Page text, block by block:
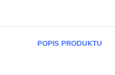
POPIS PRODUKTU